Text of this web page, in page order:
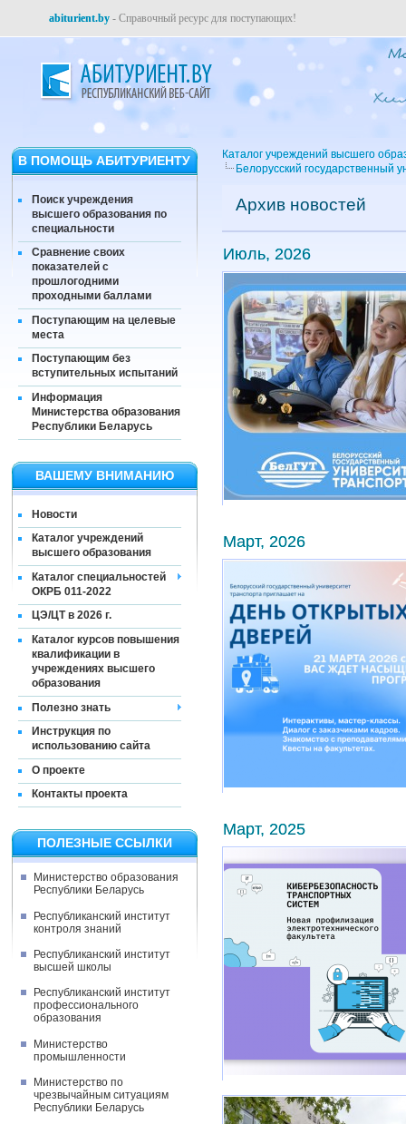
abiturient.by - Справочный ресурс для поступающих!
В ПОМОЩЬ АБИТУРИЕНТУ
Поиск учреждения
высшего образования по
специальности
Сравнение своих
показателей с
прошлогодними
проходными баллами
Поступающим на целевые
места
Поступающим без
вступительных испытаний
Информация
Министерства образования
Республики Беларусь
ВАШЕМУ ВНИМАНИЮ
Новости
Каталог учреждений
высшего образования
Каталог специальностей
ОКРБ 011-2022
ЦЭ/ЦТ в 2026 г.
Каталог курсов повышения
квалификации в
учреждениях высшего
образования
Полезно знать
Инструкция по
использованию сайта
О проекте
Контакты проекта
ПОЛЕЗНЫЕ ССЫЛКИ
Министерство образования
Республики Беларусь
Республиканский институт
контроля знаний
Республиканский институт
высшей школы
Республиканский институт
профессионального
образования
Министерство
промышленности
Министерство по
чрезвычайным ситуациям
Республики Беларусь
Каталог учреждений высшего
Белорусский государственный
Архив новостей
Июль, 2026
Март, 2026
Март, 2025
В Белорусском